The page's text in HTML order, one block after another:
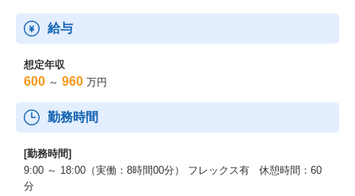
給与
想定年収
600 ～ 960 万円
勤務時間
[勤務時間]
9:00 ～ 18:00（実働：8時間00分） フレックス有 休憩時間：60
分